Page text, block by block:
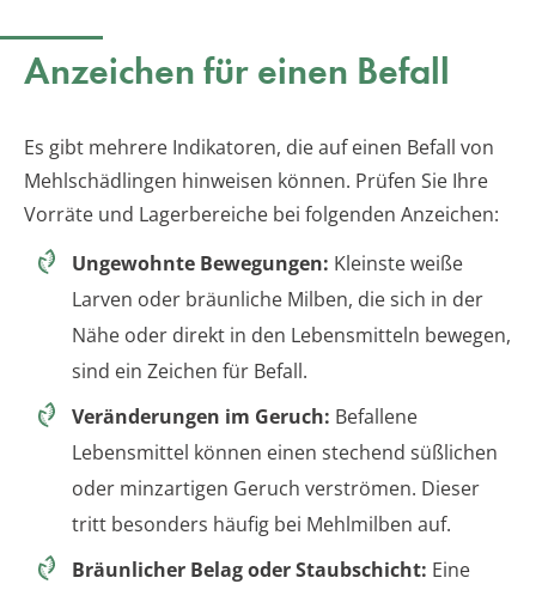
Anzeichen für einen Befall
Es gibt mehrere Indikatoren, die auf einen Befall von
Mehlschädlingen hinweisen können. Prüfen Sie Ihre
Vorräte und Lagerbereiche bei folgenden Anzeichen:
Ungewohnte Bewegungen: Kleinste weiße
Larven oder bräunliche Milben, die sich in der
Nähe oder direkt in den Lebensmitteln bewegen,
sind ein Zeichen für Befall.
Veränderungen im Geruch: Befallene
Lebensmittel können einen stechend süßlichen
oder minzartigen Geruch verströmen. Dieser
tritt besonders häufig bei Mehlmilben auf.
Bräunlicher Belag oder Staubschicht: Eine